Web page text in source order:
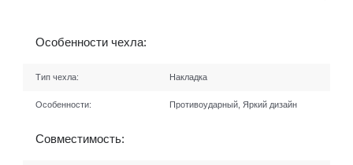
Особенности чехла:
Тип чехла: Накладка
Особенности: Противоударный, Яркий дизайн
Совместимость: